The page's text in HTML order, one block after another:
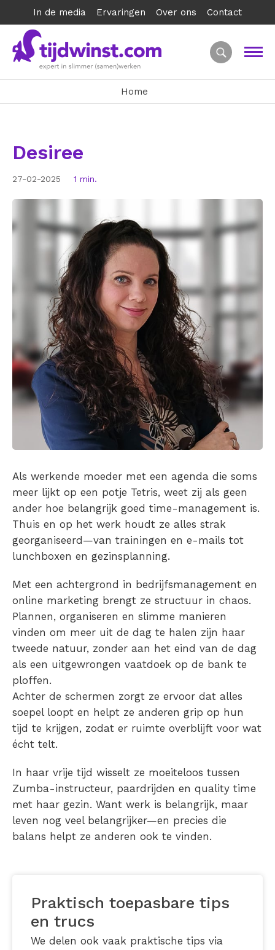
In de media Ervaringen Over ons Contact
Home
Desiree
27-02-2025 1 min.
Als werkende moeder met een agenda die soms
meer lijkt op een potje Tetris, weet zij als geen
ander hoe belangrijk goed time-management is.
Thuis en op het werk houdt ze alles strak
georganiseerd—van trainingen en e-mails tot
lunchboxen en gezinsplanning.
Met een achtergrond in bedrijfsmanagement en
online marketing brengt ze structuur in chaos.
Plannen, organiseren en slimme manieren
vinden om meer uit de dag te halen zijn haar
tweede natuur, zonder aan het eind van de dag
als een uitgewrongen vaatdoek op de bank te
ploffen.
Achter de schermen zorgt ze ervoor dat alles
soepel loopt en helpt ze anderen grip op hun
tijd te krijgen, zodat er ruimte overblijft voor wat
écht telt.
In haar vrije tijd wisselt ze moeiteloos tussen
Zumba-instructeur, paardrijden en quality time
met haar gezin. Want werk is belangrijk, maar
leven nog veel belangrijker—en precies die
balans helpt ze anderen ook te vinden.
Praktisch toepasbare tips
en trucs
We delen ook vaak praktische tips via